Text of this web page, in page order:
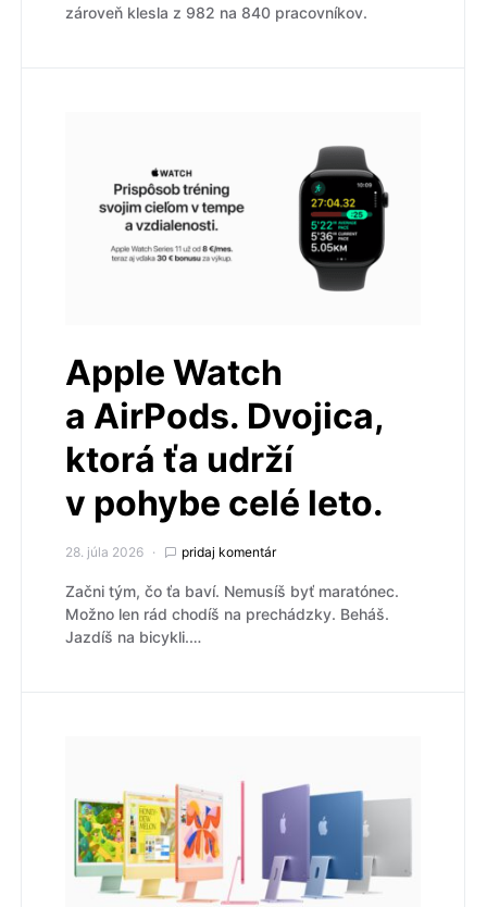
zároveň klesla z 982 na 840 pracovníkov.
Apple Watch
a AirPods. Dvojica,
ktorá ťa udrží
v pohybe celé leto.
28. júla 2026 pridaj komentár
Začni tým, čo ťa baví. Nemusíš byť maratónec.
Možno len rád chodíš na prechádzky. Beháš.
Jazdíš na bicykli.…